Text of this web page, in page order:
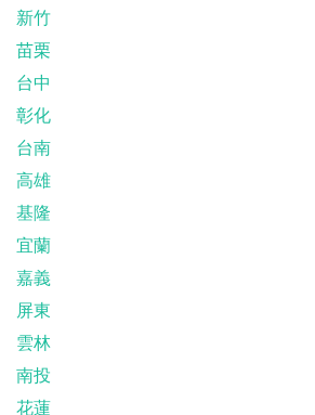
新竹
苗栗
台中
彰化
台南
高雄
基隆
宜蘭
嘉義
屏東
雲林
南投
花蓮